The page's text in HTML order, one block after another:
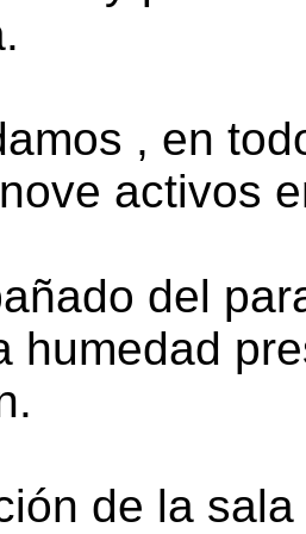
, en
activos
del
humedad
de la